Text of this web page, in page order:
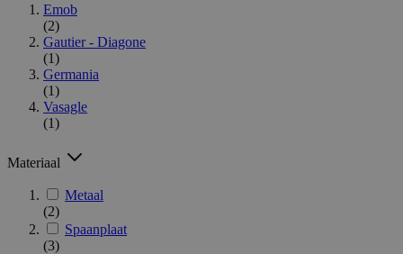
Emob
(2)
Gautier - Diagone
(1)
Germania
(1)
Vasagle
(1)
Materiaal
Metaal
(2)
Spaanplaat
(3)